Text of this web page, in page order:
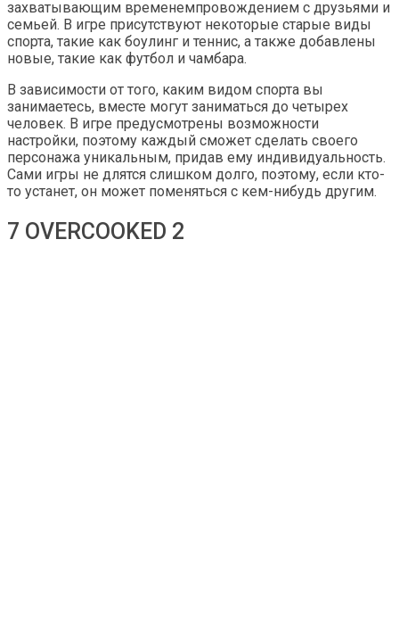
захватывающим временемпровождением с друзьями и
семьей. В игре присутствуют некоторые старые виды
спорта, такие как боулинг и теннис, а также добавлены
новые, такие как футбол и чамбара.
В зависимости от того, каким видом спорта вы
занимаетесь, вместе могут заниматься до четырех
человек. В игре предусмотрены возможности
настройки, поэтому каждый сможет сделать своего
персонажа уникальным, придав ему индивидуальность.
Сами игры не длятся слишком долго, поэтому, если кто-
то устанет, он может поменяться с кем-нибудь другим.
7 OVERCOOKED 2